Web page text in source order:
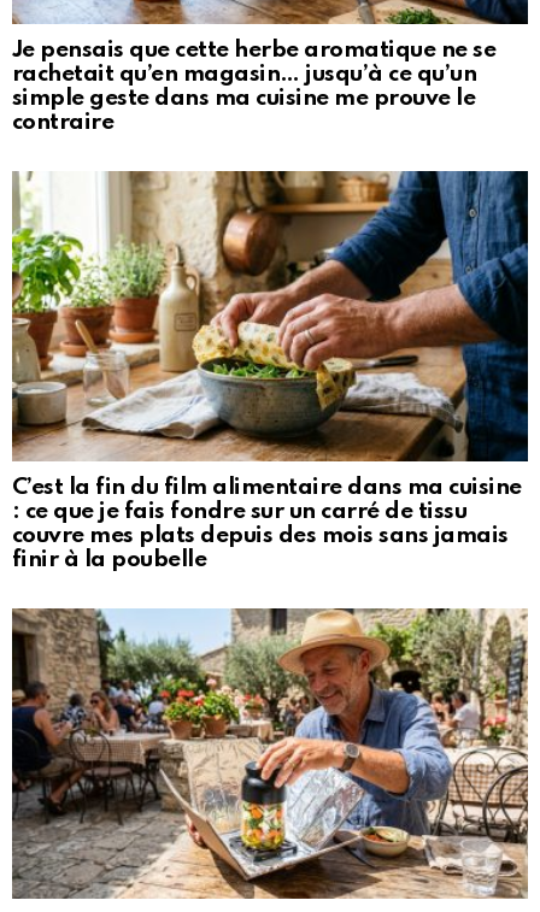
Je pensais que cette herbe aromatique ne se
rachetait qu’en magasin… jusqu’à ce qu’un
simple geste dans ma cuisine me prouve le
contraire
C’est la fin du film alimentaire dans ma cuisine
: ce que je fais fondre sur un carré de tissu
couvre mes plats depuis des mois sans jamais
finir à la poubelle